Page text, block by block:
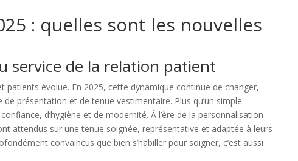
: quelles sont les nouvelles
service de la relation patient
patients évolue. En 2025, cette dynamique continue de changer,
présentation et de tenue vestimentaire. Plus qu’un simple
d’hygiène et de modernité. À l’ère de la personnalisation
attendus sur une tenue soignée, représentative et adaptée à leurs
convaincus que bien s’habiller pour soigner, c’est aussi